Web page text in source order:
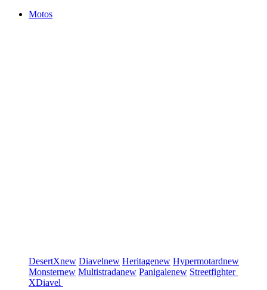
Motos
DesertXnew Diavelnew Heritagenew Hypermotardnew
Monsternew Multistradanew Panigalenew Streetfighter
XDiavel